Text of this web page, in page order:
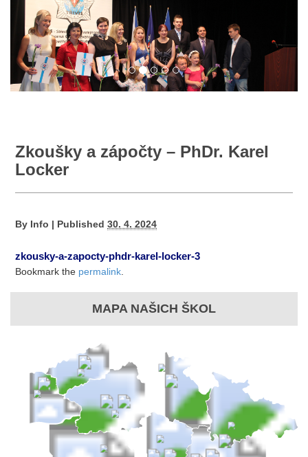
Zkoušky a zápočty – PhDr. Karel
Locker
By Info | Published 30. 4. 2024
zkousky-a-zapocty-phdr-karel-locker-3
Bookmark the permalink
MAPA NAŠICH ŠKOL